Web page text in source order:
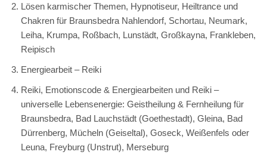
Lösen karmischer Themen, Hypnotiseur, Heiltrance und
Chakren für Braunsbedra Nahlendorf, Schortau, Neumark,
Leiha, Krumpa, Roßbach, Lunstädt, Großkayna, Frankleben,
Reipisch
Energiearbeit – Reiki
Reiki, Emotionscode & Energiearbeiten und Reiki –
universelle Lebensenergie: Geistheilung & Fernheilung für
Braunsbedra, Bad Lauchstädt (Goethestadt), Gleina, Bad
Dürrenberg, Mücheln (Geiseltal), Goseck, Weißenfels oder
Leuna, Freyburg (Unstrut), Merseburg